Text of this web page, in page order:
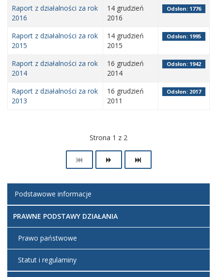
Raport z działalności za rok
2016
14 grudzień
2016
Odsłon: 1776
Raport z działalności za rok
2015
14 grudzień
2015
Odsłon: 1995
Raport z działalności za rok
2014
16 grudzień
2014
Odsłon: 1942
Raport z działalności za rok
2013
16 grudzień
2011
Odsłon: 2017
Strona 1 z 2
Podstawowe informacje
PRAWNE PODSTAWY DZIAŁANIA
Prawo państwowe
Statut i regulaminy